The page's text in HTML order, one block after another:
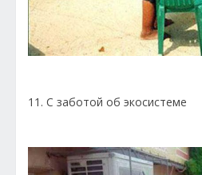
11. С заботой об экосистеме